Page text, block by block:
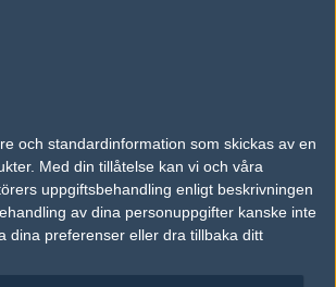
och standardinformation som skickas av en
Med din tillåtelse kan vi och våra
uppgiftsbehandling enligt beskrivningen
av dina personuppgifter kanske inte
dina preferenser eller dra tillbaka ditt
med Fragbites åsikter.
till
Cookies sparas även när man deltar i
webbläsares inställningar eller välja att inte
trädde i kraft 25 juli 2003.